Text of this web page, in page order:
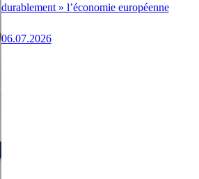
durablement » l’économie européenne
06.07.2026